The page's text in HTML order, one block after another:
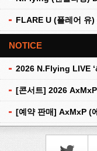
NOTICE
[콘서트] 2026 AxMxP